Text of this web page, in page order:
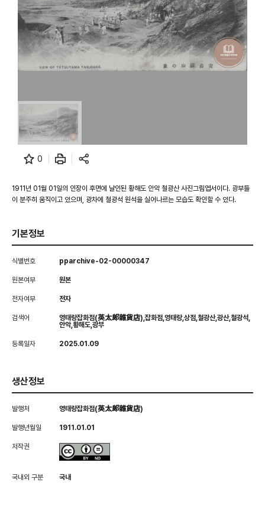
0
1911년 01월 01일의 인장이 후면에 날인된 황해도 안악 철광산 사진그림엽서이다. 광부들
이 분주히 움직이고 있으며, 광차에 철광석 원석을 실어나르는 모습도 확인할 수 있다.
기본정보
식별번호 pparchive-02-00000347
원본여부 원본
전자여부 전자
검색어
영태랑잡화점(英太郞雜貨店),잡화점,영태랑,상점,철광산,광산,철광석,
안악,황해도,광부
등록일자 2025.01.09
생산정보
발행처 영태랑잡화점(英太郞雜貨店)
발행년월일 1911.01.01
저작권
국내외 구분 국내